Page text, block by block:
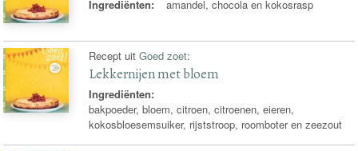
Ingrediënten: amandel, chocola en kokosrasp
Recept uitGoed zoet:
Lekkernijen met bloem
Ingrediënten:
bakpoeder, bloem, citroen, citroenen, eieren,
kokosbloesemsuiker, rijststroop, roomboter en zeezout